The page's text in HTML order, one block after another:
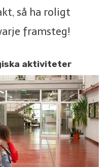
så ha roligt
framsteg!
aktiviteter